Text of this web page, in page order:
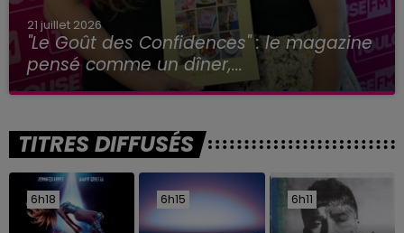
21 juillet 2026
"Le Goût des Confidences" : le magazine
pensé comme un dîner,...
TITRES DIFFUSÉS
6h18
6h18 6h15
6h15 6h11
6h11